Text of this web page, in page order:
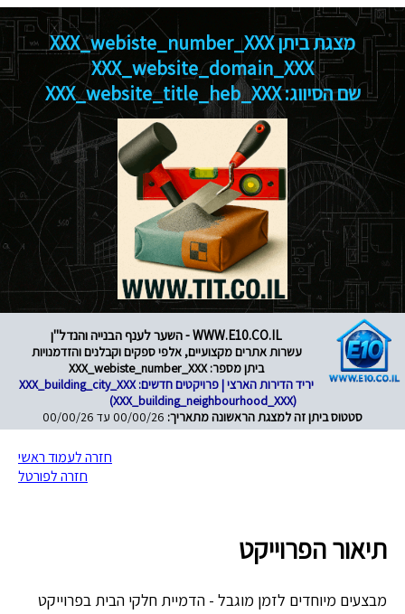
מצגת ביתן XXX_webiste_number_XXX
XXX_website_domain_XXX
שם הסיווג: XXX_website_title_heb_XXX
WWW.E10.CO.IL - השער לענף הבנייה והנדל"ן
עשרות אתרים מקצועיים, אלפי ספקים וקבלנים והזדמנויות
ביתן מספר: XXX_webiste_number_XXX
יריד הדירות הארצי | פרויקטים חדשים: XXX_building_city_XXX
(XXX_building_neighbourhood_XXX)
סטטוס ביתן זה למצגת הראשונה מתאריך: 00/00/26 עד 00/00/26
חזרה לעמוד ראשי
חזרה לפורטל
תיאור הפרוייקט
מבצעים מיוחדים לזמן מוגבל - הדמיית חלקי הבית בפרוייקט